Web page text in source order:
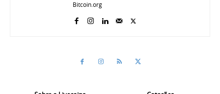
Bitcoin.org